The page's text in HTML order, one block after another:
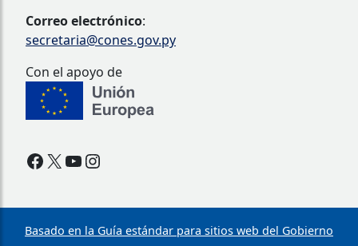
Correo electrónico:
secretaria@cones.gov.py
Con el apoyo de
Facebook
X YouTube
Instagram
Basado en la Guía estándar para sitios web del Gobierno